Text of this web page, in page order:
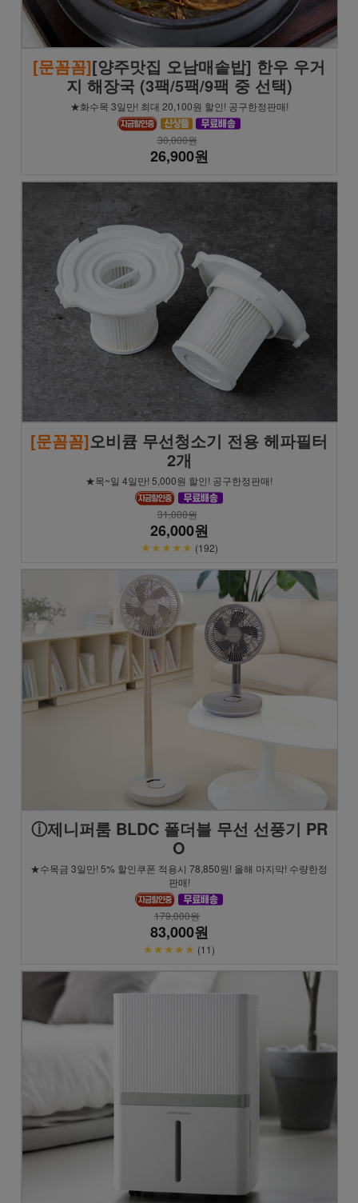
[문꼼꼼][양주맛집 오남매솥밥] 한우 우거
지 해장국 (3팩/5팩/9팩 중 선택)
★화수목 3일만! 최대 20,100원 할인! 공구한정판매!
30,000원
26,900원
[문꼼꼼]오비큠 무선청소기 전용 헤파필터
2개
★목~일 4일만! 5,000원 할인! 공구한정판매!
31,000원
26,000원
★★★★★ (192)
ⓘ제니퍼룸 BLDC 폴더블 무선 선풍기 PR
O
★수목금 3일만! 5% 할인쿠폰 적용시 78,850원! 올해 마지막! 수량한정
판매!
179,000원
83,000원
★★★★★ (11)